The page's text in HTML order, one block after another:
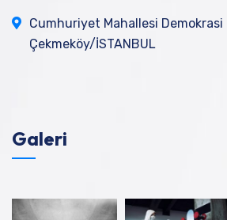
Cumhuriyet Mahallesi Demokrasi
Çekmeköy/İSTANBUL
Galeri